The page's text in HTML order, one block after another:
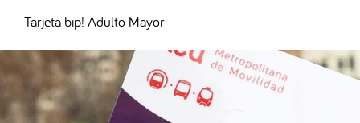
Tarjeta bip! Adulto Mayor